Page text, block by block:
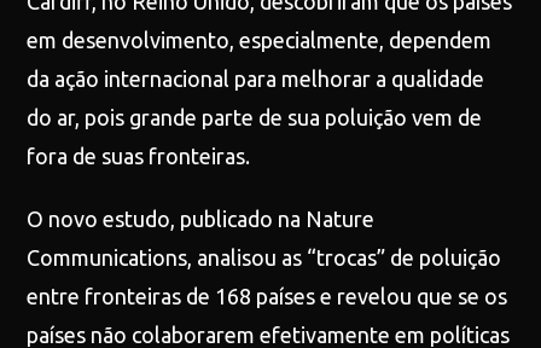
em desenvolvimento, especialmente, dependem
da ação internacional para melhorar a qualidade
do ar, pois grande parte de sua poluição vem de
fora de suas fronteiras.
O novo estudo, publicado na Nature
Communications, analisou as “trocas” de poluição
entre fronteiras de 168 países e revelou que se os
países não colaborarem efetivamente em políticas